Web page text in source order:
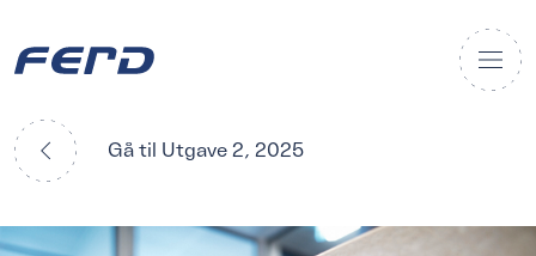
Gå til Utgave 2, 2025